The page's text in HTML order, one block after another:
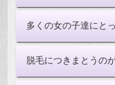
多くの女の子達にと
脱毛につきまとうの